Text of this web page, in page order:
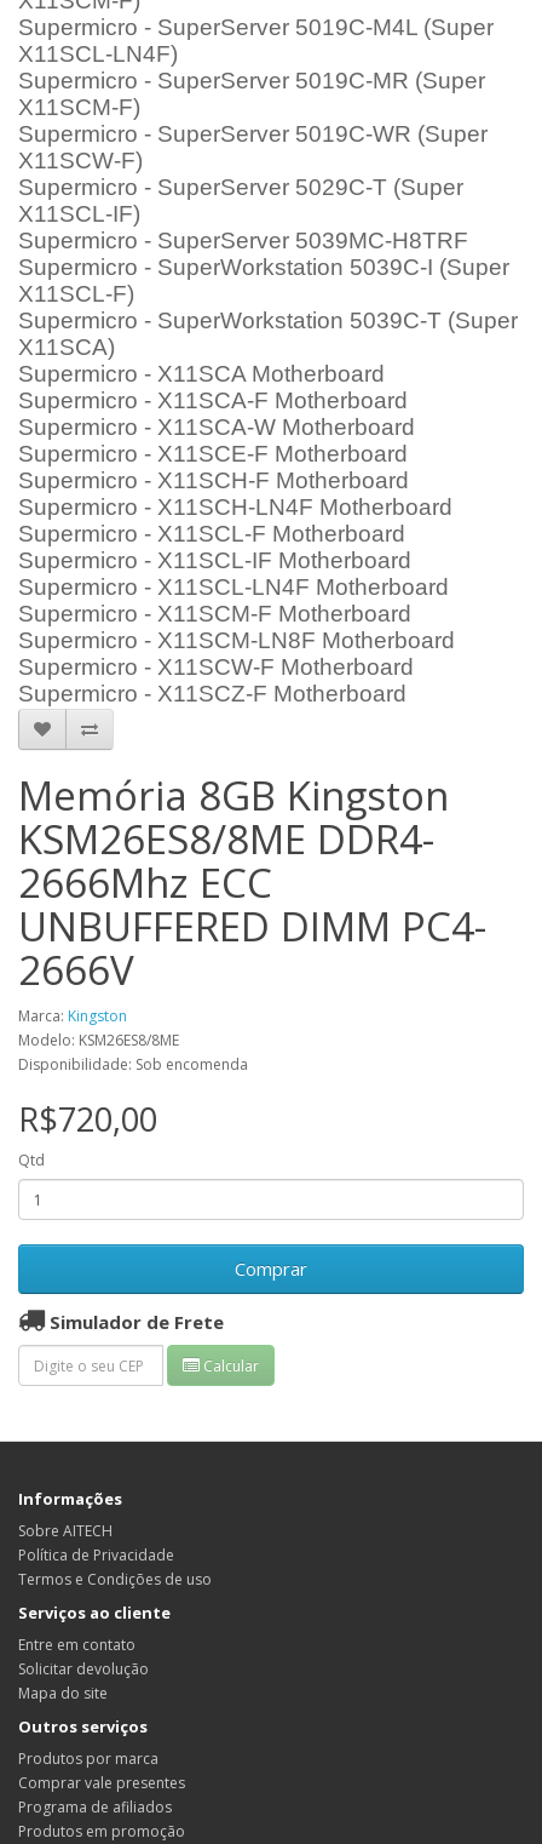
Supermicro - SuperServer 5019C-M4L (Super
X11SCL-LN4F)
Supermicro - SuperServer 5019C-MR (Super
X11SCM-F)
Supermicro - SuperServer 5019C-WR (Super
X11SCW-F)
Supermicro - SuperServer 5029C-T (Super
X11SCL-IF)
Supermicro - SuperServer 5039MC-H8TRF
Supermicro - SuperWorkstation 5039C-I (Super
X11SCL-F)
Supermicro - SuperWorkstation 5039C-T (Super
X11SCA)
Supermicro - X11SCA Motherboard
Supermicro - X11SCA-F Motherboard
Supermicro - X11SCA-W Motherboard
Supermicro - X11SCE-F Motherboard
Supermicro - X11SCH-F Motherboard
Supermicro - X11SCH-LN4F Motherboard
Supermicro - X11SCL-F Motherboard
Supermicro - X11SCL-IF Motherboard
Supermicro - X11SCL-LN4F Motherboard
Supermicro - X11SCM-F Motherboard
Supermicro - X11SCM-LN8F Motherboard
Supermicro - X11SCW-F Motherboard
Supermicro - X11SCZ-F Motherboard
Memória 8GB Kingston
KSM26ES8/8ME DDR4-
2666Mhz ECC
UNBUFFERED DIMM PC4-
2666V
Marca: Kingston
Modelo: KSM26ES8/8ME
Disponibilidade: Sob encomenda
R$720,00
Qtd
Comprar
Simulador de Frete
Calcular
Informações
Sobre AITECH
Política de Privacidade
Termos e Condições de uso
Serviços ao cliente
Entre em contato
Solicitar devolução
Mapa do site
Outros serviços
Produtos por marca
Comprar vale presentes
Programa de afiliados
Produtos em promoção